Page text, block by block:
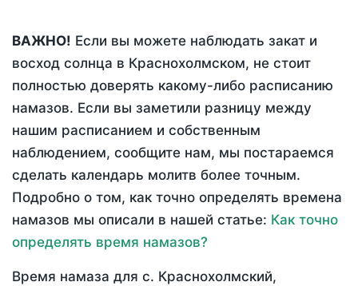
ВАЖНО! Если вы можете наблюдать закат и
восход солнца в Краснохолмском, не стоит
полностью доверять какому-либо расписанию
намазов. Если вы заметили разницу между
нашим расписанием и собственным
наблюдением, сообщите нам, мы постараемся
сделать календарь молитв более точным.
Подробно о том, как точно определять времена
намазов мы описали в нашей статье: Как точно
определять время намазов?
Время намаза для с. Краснохолмский,